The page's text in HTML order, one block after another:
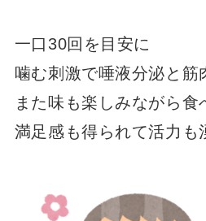
一口30回を目安に
噛む刺激で唾液分泌と筋
また味も楽しみながら食
満足感も得られて活力も